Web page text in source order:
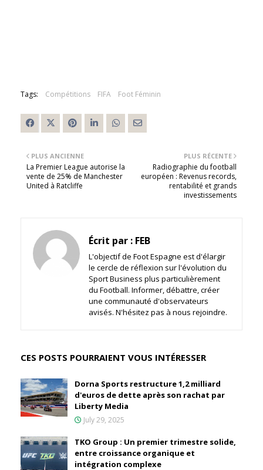
Tags: Compétitions FIFA Foot Féminin
PLUS RÉCENTE
Radiographie du football
européen : Revenus records,
rentabilité et grands
investissements
PLUS ANCIENNE
La Premier League autorise la
vente de 25% de Manchester
United à Ratcliffe
Écrit par : FEB
L'objectif de Foot Espagne est d'élargir
le cercle de réflexion sur l'évolution du
Sport Business plus particulièrement
du Football. Informer, débattre, créer
une communauté d'observateurs
avisés. N'hésitez pas à nous rejoindre.
CES POSTS POURRAIENT VOUS INTÉRESSER
Dorna Sports restructure 1,2 milliard
d'euros de dette après son rachat par
Liberty Media
July 29, 2025
TKO Group : Un premier trimestre solide,
entre croissance organique et
intégration complexe